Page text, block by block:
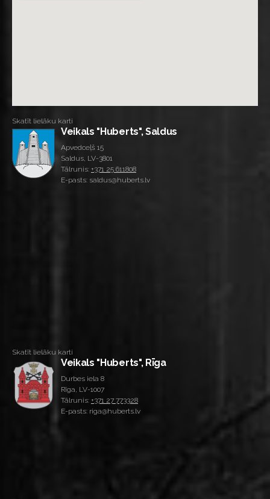
Skatīt lielāku karti
Veikals "Huberts", Saldus
Apvedceļš 15
Saldus, LV-3801
Tālrunis: +371 25 611808
E-pasts: saldus@huberts.lv
Skatīt lielāku karti
Veikals "Huberts", Rīga
Durbes iela 8
Rīga, LV-1007
Tālrunis: +371 27 773328
E-pasts: riga@huberts.lv